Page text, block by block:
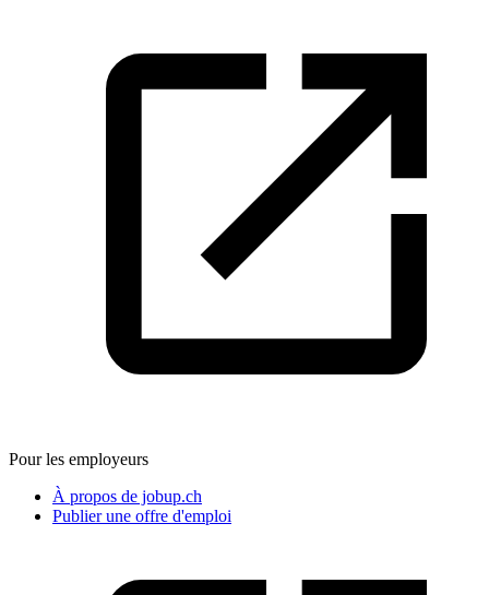
Pour les employeurs
À propos de jobup.ch
Publier une offre d'emploi